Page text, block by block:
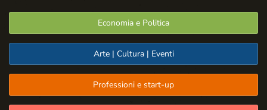
Economia e Politica
Arte | Cultura | Eventi
Professioni e start-up